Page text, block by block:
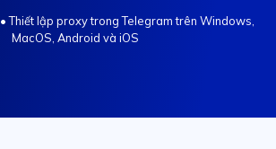
•Thiết lập proxy trong Telegram trên Windows,
MacOS, Android và iOS